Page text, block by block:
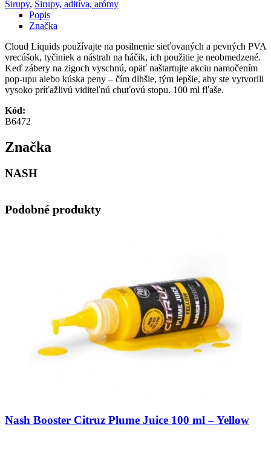
Sirupy, Sirupy, aditíva, arómy
Popis
Značka
Cloud Liquids používajte na posilnenie sieťovaných a pevných PVA
vrecúšok, tyčiniek a nástrah na háčik, ich použitie je neobmedzené.
Keď zábery na zigoch vyschnú, opäť naštartujte akciu namočením
pop-upu alebo kúska peny – čím dlhšie, tým lepšie, aby ste vytvorili
vysoko príťažlivú viditeľnú chuťovú stopu. 100 ml fľaše.
Kód:
B6472
Značka
NASH
Podobné produkty
Nash Booster Citruz Plume Juice 100 ml – Yellow